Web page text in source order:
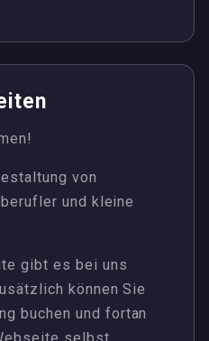
von
und kleine
gibt es bei uns
können Sie
buchen und fortan